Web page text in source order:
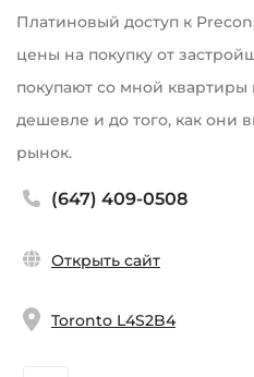
Платиновый доступ к
цены на покупку от
покупают со мной квартиры
дешевле и до того, как они
рынок.
(647) 409-0508
Открыть сайт
Toronto L4S2B4